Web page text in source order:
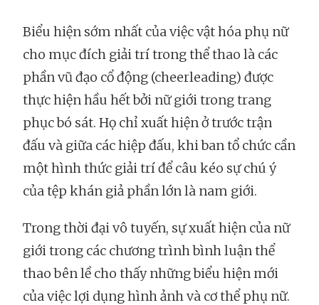
Biểu hiện sớm nhất của việc vật hóa phụ nữ
cho mục đích giải trí trong thể thao là các
phần vũ đạo cổ động (cheerleading) được
thực hiện hầu hết bởi nữ giới trong trang
phục bó sát. Họ chỉ xuất hiện ở trước trận
đấu và giữa các hiệp đấu, khi ban tổ chức cần
một hình thức giải trí để câu kéo sự chú ý
của tệp khán giả phần lớn là nam giới.
Trong thời đại vô tuyến, sự xuất hiện của nữ
giới trong các chương trình bình luận thể
thao bên lề cho thấy những biểu hiện mới
của việc lợi dụng hình ảnh và cơ thể phụ nữ.